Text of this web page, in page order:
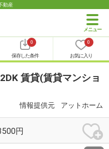
動産
0
保存した条件
0
お気に入り
賃貸(賃貸マンショ
情報提供元 アットホーム
円